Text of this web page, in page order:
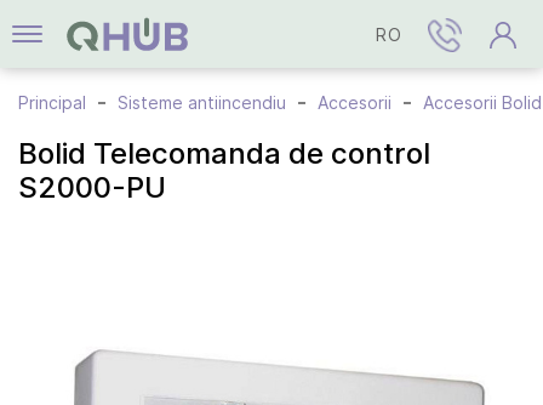
RO
Principal Sisteme antiincendiu Accesorii Accesorii Bolid
Bolid Telecomanda de control
S2000-PU